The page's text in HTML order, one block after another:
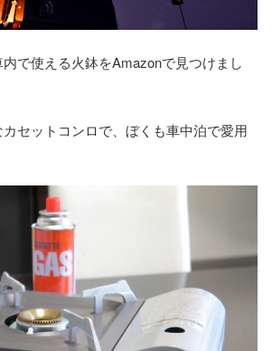
で使える火鉢をAmazonで見つけまし
セットコンロで、ぼくも車中泊で愛用